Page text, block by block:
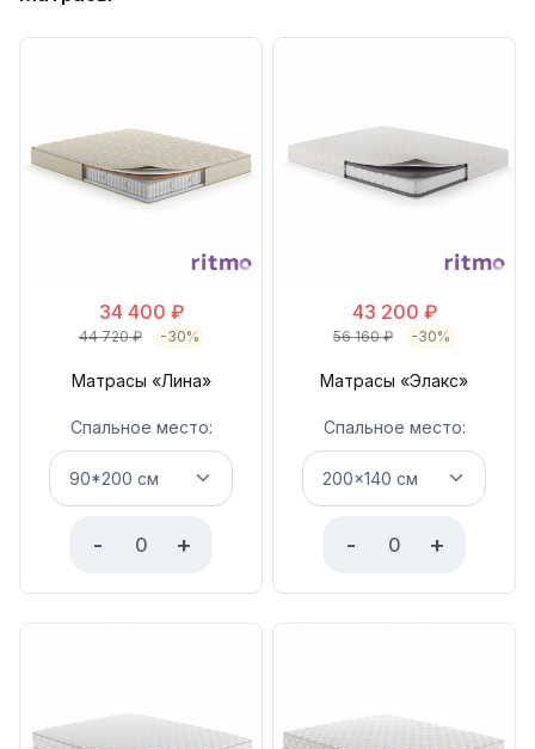
34 400 ₽
44 720₽ -30%
Матрасы «Лина»
Спальное место:
- +
43 200 ₽
56 160₽ -30%
Матрасы «Элакс»
Спальное место:
- +